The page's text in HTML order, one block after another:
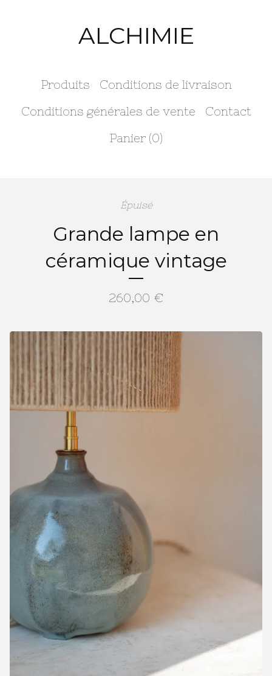
ALCHIMIE
Produits
Conditions de livraison
Conditions générales de vente
Contact
Panier (0)
Épuisé
Grande lampe en
céramique vintage
260,00 €